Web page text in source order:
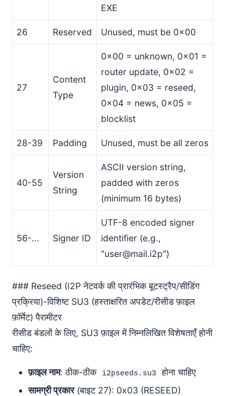
EXE
26 Reserved Unused, must be 0x00
27
Content
Type
0x00 = unknown, 0x01 =
router update, 0x02 =
plugin, 0x03 = reseed,
0x04 = news, 0x05 =
blocklist
28-39 Padding Unused, must be all zeros
40-55
Version
String
ASCII version string,
padded with zeros
(minimum 16 bytes)
56-... Signer ID
UTF-8 encoded signer
identifier (e.g.,
"user@mail.i2p")
### Reseed (I2P नेटवर्क की प्रारंभिक बूटस्ट्रैप/सीडिंग
प्रक्रिया)-विशिष्ट SU3 (हस्ताक्षरित अपडेट/रीसीड फ़ाइल
फ़ॉर्मेट) पैरामीटर
रीसीड बंडलों के लिए, SU3 फ़ाइल में निम्नलिखित विशेषताएँ होनी
चाहिए:
फ़ाइल नाम: ठीक-ठीक i2pseeds.su3
होना चाहिए
सामग्री प्रकार(बाइट 27): 0x03 (RESEED)